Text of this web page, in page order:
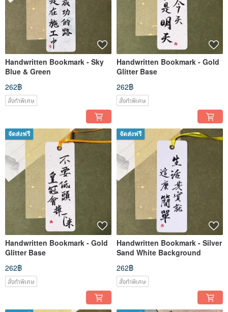
Handwritten Bookmark - Sky
Blue & Green
262฿
สั่งทำพิเศษ
Handwritten Bookmark - Gold
Glitter Base
262฿
สั่งทำพิเศษ
จัดส่งฟรี
Handwritten Bookmark - Gold
Glitter Base
262฿
สั่งทำพิเศษ
จัดส่งฟรี
Handwritten Bookmark - Silver
Sand White Background
262฿
สั่งทำพิเศษ